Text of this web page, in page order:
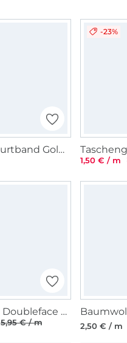
Taschengurtband Goldfäden 40mm, sand
-23%
1,50 € / m
Gurtband Doubleface Animal Print, beige
5,95 € / m 2,50 € / m